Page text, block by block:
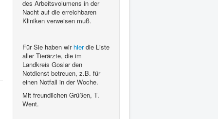
des Arbeitsvolumens in der
Nacht auf die erreichbaren
Kliniken verweisen muß.
Für Sie haben wir hierdie Liste
aller Tierärzte, die im
Landkreis Goslar den
Notdienst betreuen, z.B. für
einen Notfall in der Woche.
Mit freundlichen Grüßen, T.
Went.